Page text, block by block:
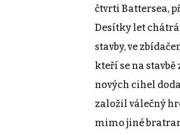
čtvrti Battersea,
Desítky let
stavby, ve
kteří se na
nových cihel
založil válečný
mimo jiné